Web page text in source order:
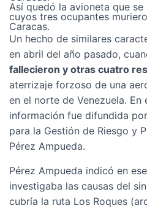
Así quedó la avioneta que
cuyos tres ocupantes
Caracas.
Un hecho de similares
en abril del año pasado,
fallecieron y otras cuatro
aterrizaje forzoso de una
en el norte de Venezuela. En
información fue difundida
para la Gestión de Riesgo y
Pérez Ampueda.
Pérez Ampueda indicó en
investigaba las causas del
cubría la ruta Los Roques